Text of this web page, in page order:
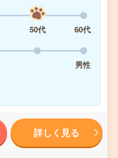
50代
60代
男性
詳しく見る